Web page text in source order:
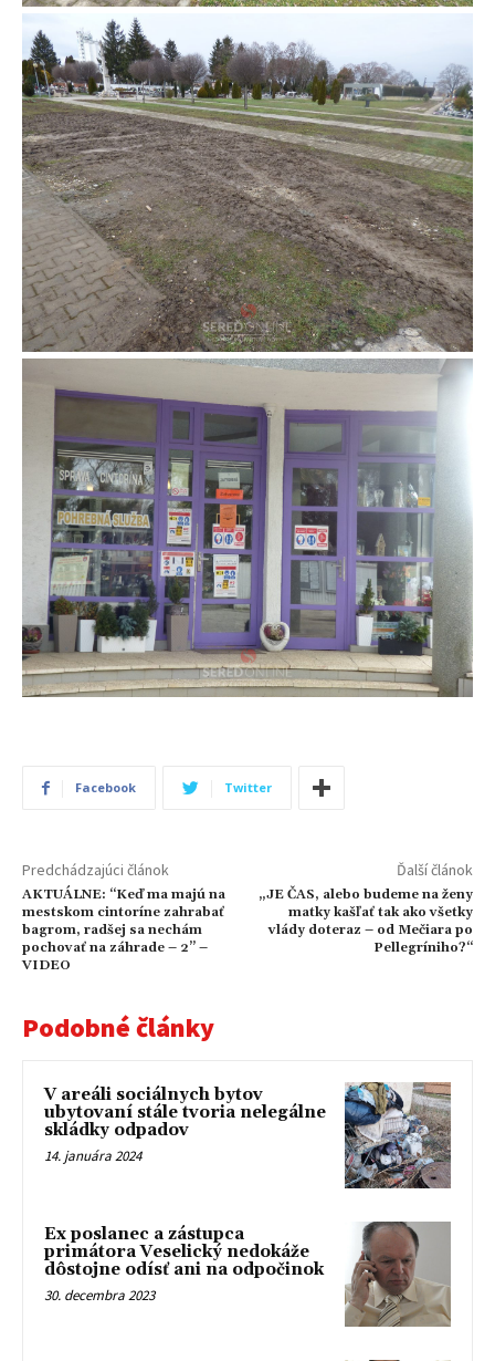
Facebook Twitter
Predchádzajúci článok
AKTUÁLNE: “Keď ma majú na
mestskom cintoríne zahrabať
bagrom, radšej sa nechám
pochovať na záhrade – 2” –
VIDEO
Ďalší článok
„JE ČAS, alebo budeme na ženy
matky kašľať tak ako všetky
vlády doteraz – od Mečiara po
Pellegríniho?“
Podobné články
V areáli sociálnych bytov
ubytovaní stále tvoria nelegálne
skládky odpadov
14. januára 2024
Ex poslanec a zástupca
primátora Veselický nedokáže
dôstojne odísť ani na odpočinok
30. decembra 2023